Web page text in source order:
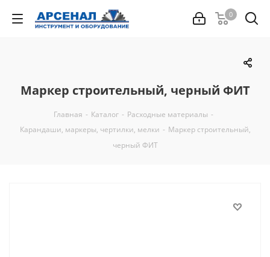
0
Маркер строительный, черный ФИТ
Главная - Каталог - Расходные материалы -
Карандаши, маркеры, чертилки, мелки - Маркер строительный,
черный ФИТ